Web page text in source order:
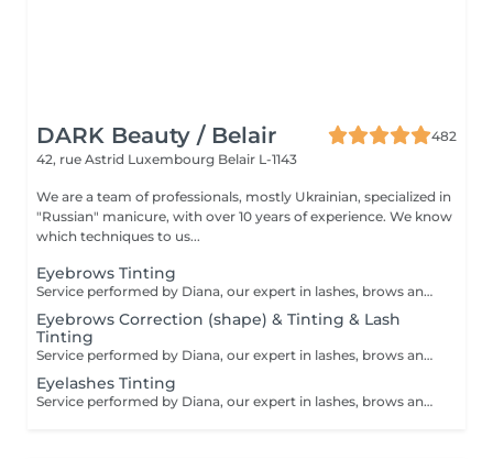
DARK Beauty / Belair
482
42, rue Astrid Luxembourg Belair L-1143
We are a team of professionals, mostly Ukrainian, specialized in
"Russian" manicure, with over 10 years of experience. We know
which techniques to us...
Eyebrows Tinting
Service performed by Diana, our expert in lashes, brows and hair removal, with over 10 years of experience, ensuring precision and high-quality results.
Eyebrows Correction (shape) & Tinting & Lash
Tinting
Service performed by Diana, our expert in lashes, brows and hair removal, with over 10 years of experience, ensuring precision and high-quality results.
Eyelashes Tinting
Service performed by Diana, our expert in lashes, brows and hair removal, with over 10 years of experience, ensuring precision and high-quality results.